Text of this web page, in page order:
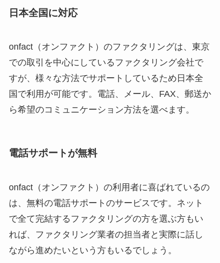
日本全国に対応
onfact（オンファクト）のファクタリングは、東京
での取引を中心にしているファクタリング会社で
すが、様々な方法でサポートしているため日本全
国で利用が可能です。電話、メール、FAX、郵送か
ら希望のコミュニケーション方法を選べます。
電話サポートが無料
onfact（オンファクト）の利用者に喜ばれているの
は、無料の電話サポートのサービスです。ネット
で全て完結するファクタリングの方を選ぶ方もい
れば、ファクタリング業者の担当者と実際に話し
ながら進めたいという方もいるでしょう。